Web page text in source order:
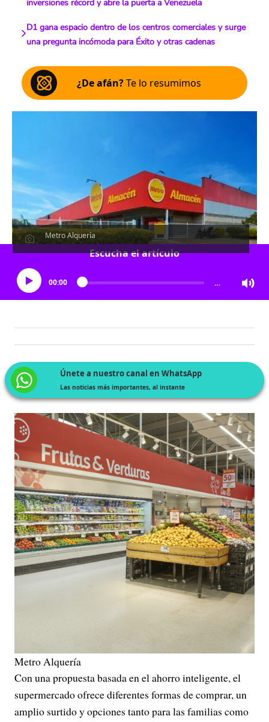
inversiones récord y abre la puerta a Venezuela
D1 gana espacio dentro de los centros comerciales y surge
una pregunta incómoda para Éxito y otras cadenas
¿De afán?Te lo resumimos
Metro Alquería
Escucha el artículo
00:00 …
Únete a nuestro canal en WhatsApp
Las noticias más importantes, al instante
Metro Alquería
Con una propuesta basada en el ahorro inteligente, el
supermercado ofrece diferentes formas de comprar, un
amplio surtido y opciones tanto para las familias como